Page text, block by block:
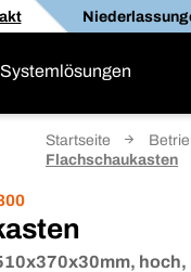
Systemlösungen
Startseite
Flachschaukasten